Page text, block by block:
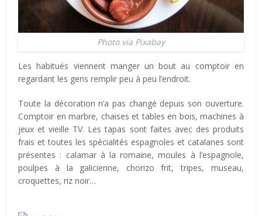
Photo via Pixabay
Les habitués viennent manger un bout au comptoir en
regardant les gens remplir peu à peu l’endroit.
Toute la décoration n’a pas changé depuis son ouverture.
Comptoir en marbre, chaises et tables en bois, machines à
jeux et vieille TV. Les tapas sont faites avec des produits
frais et toutes les spécialités espagnoles et catalanes sont
présentes : calamar à la romaine, moules à l’espagnole,
poulpes à la galicienne, chorizo frit, tripes, museau,
croquettes, riz noir…